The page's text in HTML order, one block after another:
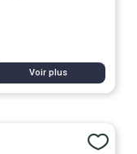
Voir plus